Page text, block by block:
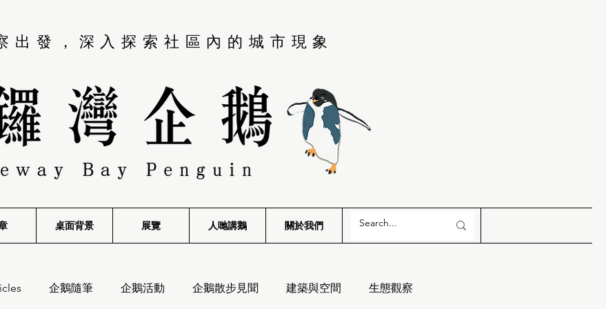
出發，深入探索社區內的城市現象
桌面背景 展覽 ​人哋講鵝 關於我們
企鵝隨筆 企鵝活動 企鵝散步見聞 建築與空間 生態觀察